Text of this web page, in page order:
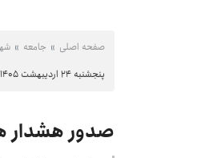
صفحه اصلی جامعه
پنجشنبه ۲۴ اردیبهشت ۱۴۰۵ - ۲۱:۲۴
صدور هشدار